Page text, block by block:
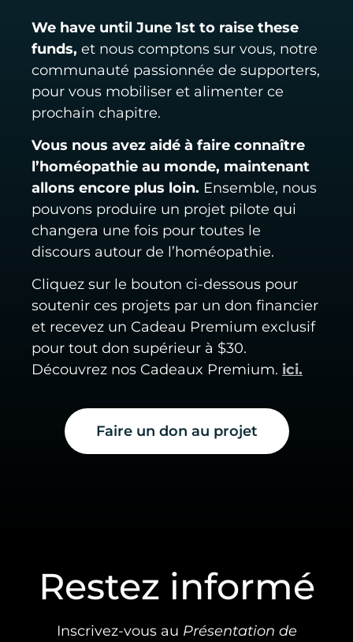
We have until June 1st to raise these
funds, et nous comptons sur vous, notre
communauté passionnée de supporters,
pour vous mobiliser et alimenter ce
prochain chapitre.
Vous nous avez aidé à faire connaître
l’homéopathie au monde, maintenant
allons encore plus loin. Ensemble, nous
pouvons produire un projet pilote qui
changera une fois pour toutes le
discours autour de l’homéopathie.
Cliquez sur le bouton ci-dessous pour
soutenir ces projets par un don financier
et recevez un Cadeau Premium exclusif
pour tout don supérieur à $30.
Découvrez nos Cadeaux Premium. ici.
Faire un don au projet
Restez informé
Inscrivez-vous au Présentation de